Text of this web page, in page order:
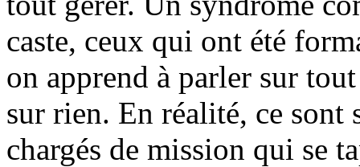
caste, ceux qui ont été
on apprend à parler sur
sur rien. En réalité, ce sont
chargés de mission qui se